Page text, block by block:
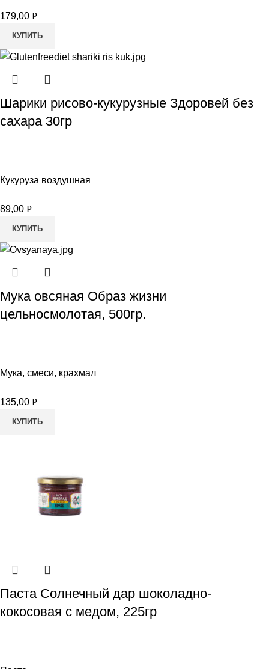
179,00 Р
КУПИТЬ
Шарики рисово-кукурузные Здоровей без
сахара 30гр
Кукуруза воздушная
89,00 Р
КУПИТЬ
Мука овсяная Образ жизни
цельносмолотая, 500гр.
Мука, смеси, крахмал
135,00 Р
КУПИТЬ
Паста Солнечный дар шоколадно-
кокосовая с медом, 225гр